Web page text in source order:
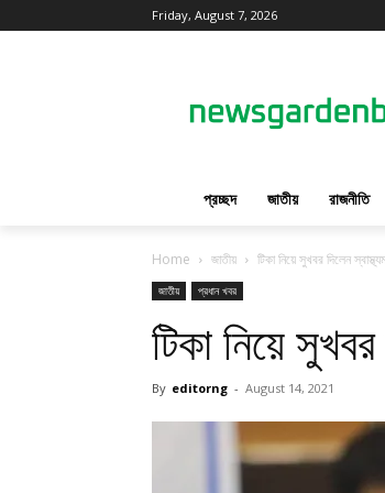
Friday, August 7, 2026
প্রচ্ছদ জাতীয় রাজনীতি
Home জাতীয় টিকা নিয়ে সুখবর দিলেন
জাতীয় প্রধান খবর
টিকা নিয়ে সুখবর
By editorng - August 14, 2021